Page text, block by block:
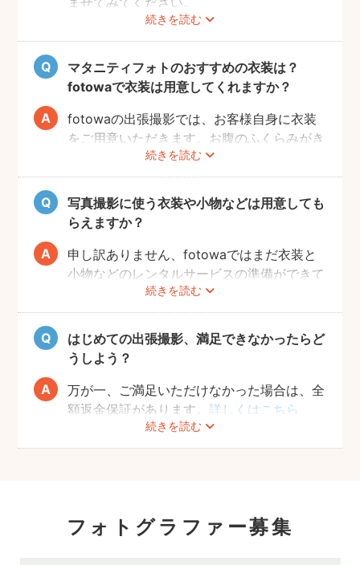
続きを読む
Instagramやママ向けの雑誌などで、素敵な
撮影事例を見たり、サッシュベルト等の撮影
小物について情報収集するのも楽しいです
よ。また、何より大事なのは被写体のママと
お腹の赤ちゃんの健康です。当日無理せず撮
影を行えるよう、日々健やかに過ごしていた
だければと思います。
マタニティフォトのおすすめの衣装は？
fotowaで衣装は用意してくれますか？
続きを読む
fotowaの出張撮影では、お客様自身に衣装
をご用意いただきます。お腹のふくらみがき
れいに見える薄手のお洋服や、チューブトッ
プにスカート等で、素肌を写すスタイルも人
気です。どうぞお好きな衣装で撮影を楽しん
でくださいね。
写真撮影に使う衣装や小物などは用意しても
らえますか？
続きを読む
申し訳ありません、fotowaではまだ衣装と
小物などのレンタルサービスの準備ができて
おりませんので、お客様ご自身にご用意をお
願いしております。
はじめての出張撮影、満足できなかったらど
うしよう？
続きを読む
万が一、ご満足いただけなかった場合は、全
額返金保証があります。詳しくはこちら
フォトグラファー募集